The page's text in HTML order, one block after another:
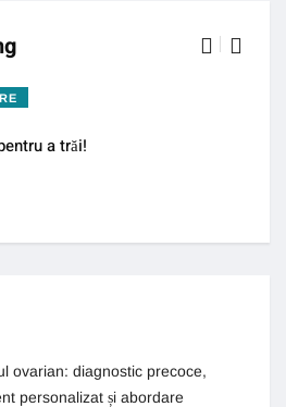
a trăi!
ovarian: diagnostic precoce,
personalizat și abordare